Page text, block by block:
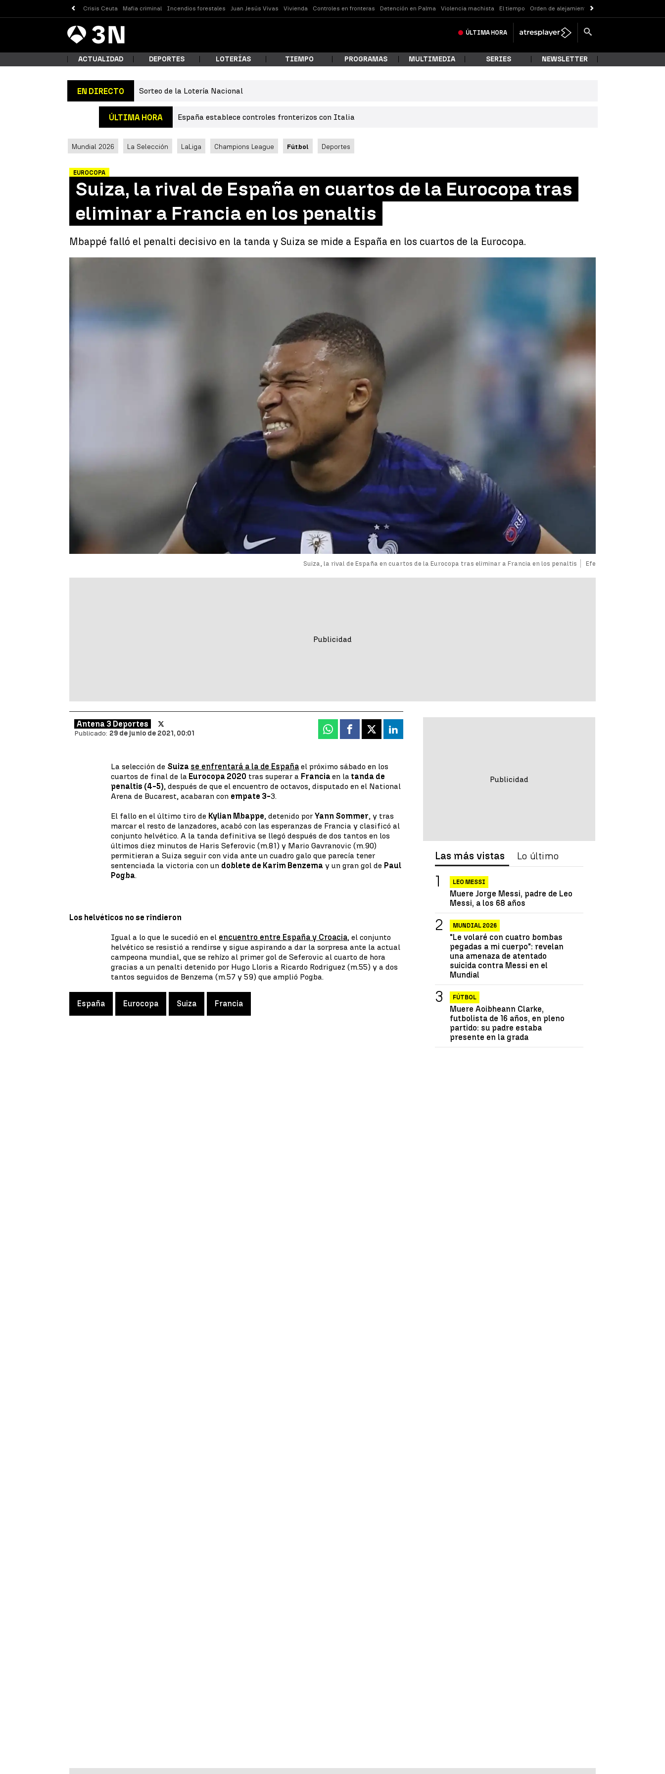
Crisis Ceuta Mafia criminal Incendios forestales Juan Jesús Vivas Vivienda Controles en fronteras Detención en Palma Violencia machista El tiempo Orden de alejamiento
Antena
3 Noticias ÚLTIMA HORA
¿Qué estás buscando?
Buscar
ACTUALIDAD DEPORTES LOTERÍAS TIEMPO PROGRAMAS MULTIMEDIA SERIES NEWSLETTER
EN DIRECTO Sorteo de la Lotería Nacional
ÚLTIMA HORA España establece controles fronterizos con Italia
Mundial 2026 La Selección LaLiga Champions League Fútbol Deportes
EUROCOPA
Suiza, la rival de España en cuartos de la Eurocopa tras
eliminar a Francia en los penaltis
Mbappé falló el penalti decisivo en la tanda y Suiza se mide a España en los cuartos de la Eurocopa.
Suiza, la rival de España en cuartos de la Eurocopa tras eliminar a Francia en los penaltis Efe
Antena 3 Deportes
Publicado: 29 de junio de 2021, 00:01 Whatsapp
Facebook
X Linkedin
La selección de Suiza se enfrentará a la de España el próximo sábado en los
cuartos de final de la Eurocopa 2020 tras superar a Franciaen la tanda de
penaltis (4-5), después de que el encuentro de octavos, disputado en el National
Arena de Bucarest, acabaran con empate 3-3.
El fallo en el último tiro de Kylian Mbappe, detenido porYann Sommer, y tras
marcar el resto de lanzadores, acabó con las esperanzas de Francia y clasificó al
conjunto helvético. A la tanda definitiva se llegó después de dos tantos en los
últimos diez minutos de Haris Seferovic (m.81) y Mario Gavranovic (m.90)
permitieran a Suiza seguir con vida ante un cuadro galo que parecía tener
sentenciada la victoria con un doblete de Karim Benzema y un gran gol de Paul
Pogba.
Los helvéticos no se rindieron
Igual a lo que le sucedió en el encuentro entre España y Croacia, el conjunto
helvético se resistió a rendirse y sigue aspirando a dar la sorpresa ante la actual
campeona mundial, que se rehízo al primer gol de Seferovic al cuarto de hora
gracias a un penalti detenido por Hugo Lloris a Ricardo Rodriguez (m.55) y a dos
tantos seguidos de Benzema (m.57 y 59) que amplió Pogba.
España Eurocopa Suiza Francia
Las más vistas Lo último
LEO MESSI
Muere Jorge Messi, padre de Leo
Messi, a los 68 años
MUNDIAL 2026
"Le volaré con cuatro bombas
pegadas a mi cuerpo": revelan
una amenaza de atentado
suicida contra Messi en el
Mundial
FÚTBOL
Muere Aoibheann Clarke,
futbolista de 16 años, en pleno
partido: su padre estaba
presente en la grada